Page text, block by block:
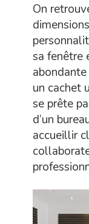
On
sa fenêtre
un cachet
se prête
d’un
accueillir